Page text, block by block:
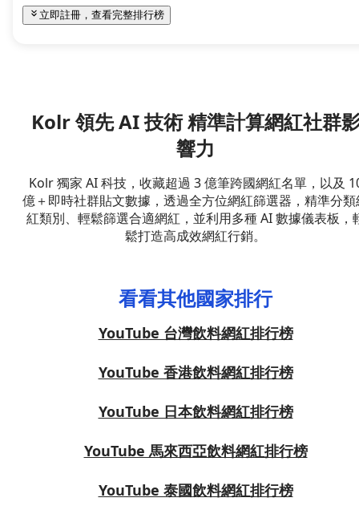
立即註冊，查看完整排行榜
Kolr 領先 AI 技術 精準計算網紅社群
響力
Kolr 獨家 AI 科技，收藏超過 3 億筆跨國網紅名單，以及
億＋即時社群貼文數據，透過全方位網紅篩選器，精準分類
紅類別、輕鬆篩選合適網紅，並利用多種 AI 數據儀表板，
鬆打造高成效網紅行銷。
看看其他國家排行
YouTube 台灣飲料網紅排行榜
YouTube 香港飲料網紅排行榜
YouTube 日本飲料網紅排行榜
YouTube 馬來西亞飲料網紅排行榜
YouTube 泰國飲料網紅排行榜